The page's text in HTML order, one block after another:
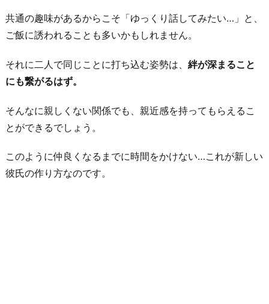
共通の趣味があるからこそ「ゆっくり話してみたい…」と、
ご飯に誘われることも多いかもしれません。
それに二人で同じことに打ち込む姿勢は、 絆が深まること
にも繋がるはず。
そんなに親しくない関係でも、親近感を持ってもらえるこ
とができるでしょう。
このように仲良くなるまでに時間をかけない…これが新しい
彼氏の作り方なのです。